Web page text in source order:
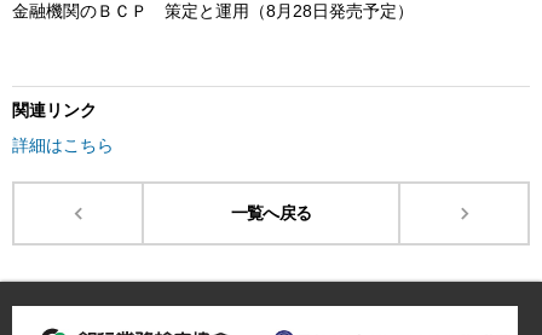
金融機関のＢＣＰ 策定と運用（8月28日発売予定）
関連リンク
詳細はこちら
一覧へ戻る